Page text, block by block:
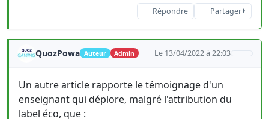
Répondre Partager
QuozPowa Auteur Admin Le 13/04/2022 à 22:03
Un autre article rapporte le témoignage d'un
enseignant qui déplore, malgré l'attribution du
label éco, que :